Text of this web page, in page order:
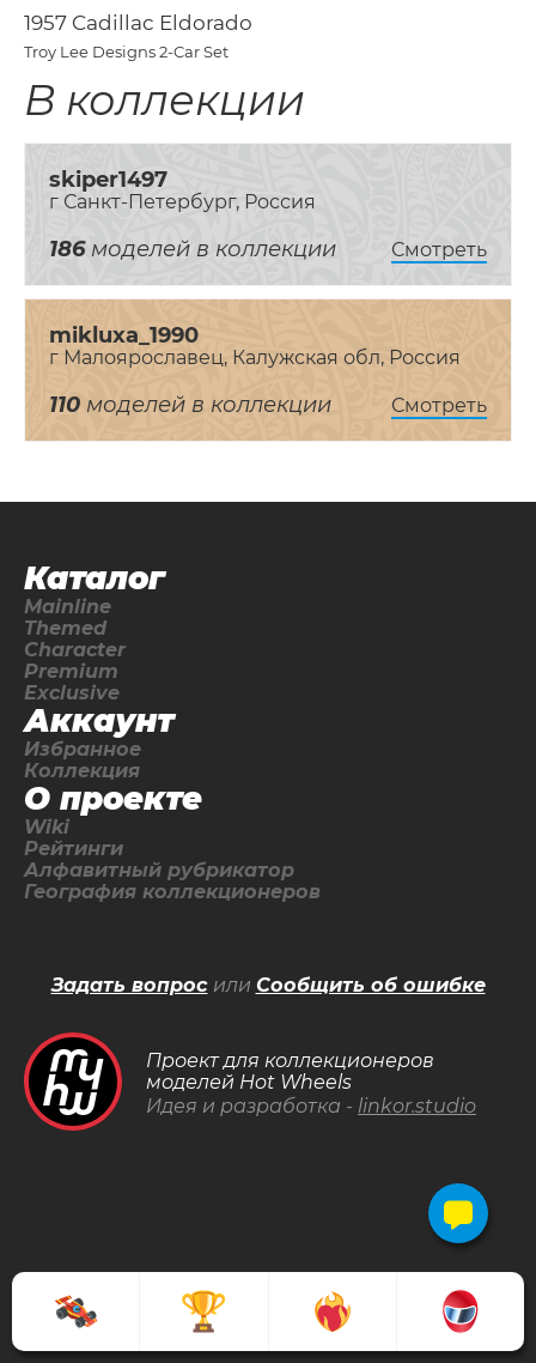
1957 Cadillac Eldorado
Troy Lee Designs 2-Car Set
В коллекции
skiper1497
г Санкт-Петербург, Россия
186моделей в коллекции Смотреть
mikluxa_1990
г Малоярославец, Калужская обл, Россия
110 моделей в коллекции Смотреть
Каталог
Mainline
Themed
Character
Premium
Exclusive
Аккаунт
Избранное
Коллекция
О проекте
Wiki
Рейтинги
Алфавитный рубрикатор
География коллекционеров
Проект для коллекционеров
моделей Hot Wheels
Идея и разработка - linkor.studio
Задать вопросили Сообщить об ошибке